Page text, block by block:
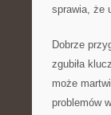
sprawia, że
Dobrze
zgubiła
może
problemów